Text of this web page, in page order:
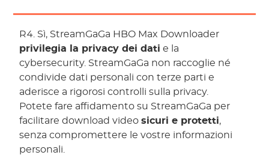
R4. Sì, StreamGaGa HBO Max Downloader
privilegia la privacy dei dati e la
cybersecurity. StreamGaGa non raccoglie né
condivide dati personali con terze parti e
aderisce a rigorosi controlli sulla privacy.
Potete fare affidamento su StreamGaGa per
facilitare download videosicuri e protetti,
senza compromettere le vostre informazioni
personali.